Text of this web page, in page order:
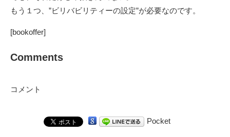
もう１つ、”ビリバビリティーの設定”が必要なのです。
[bookoffer]
Comments
コメント
Pocket